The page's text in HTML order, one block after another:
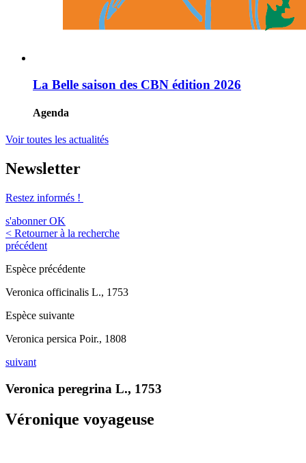
La Belle saison des CBN édition 2026
Agenda
Voir toutes les actualités
Newsletter
Restez informés !
s'abonner OK
< Retourner à la recherche
précédent
Espèce précédente
Veronica officinalis L., 1753
Espèce suivante
Veronica persica Poir., 1808
suivant
Veronica peregrina L., 1753
Véronique voyageuse